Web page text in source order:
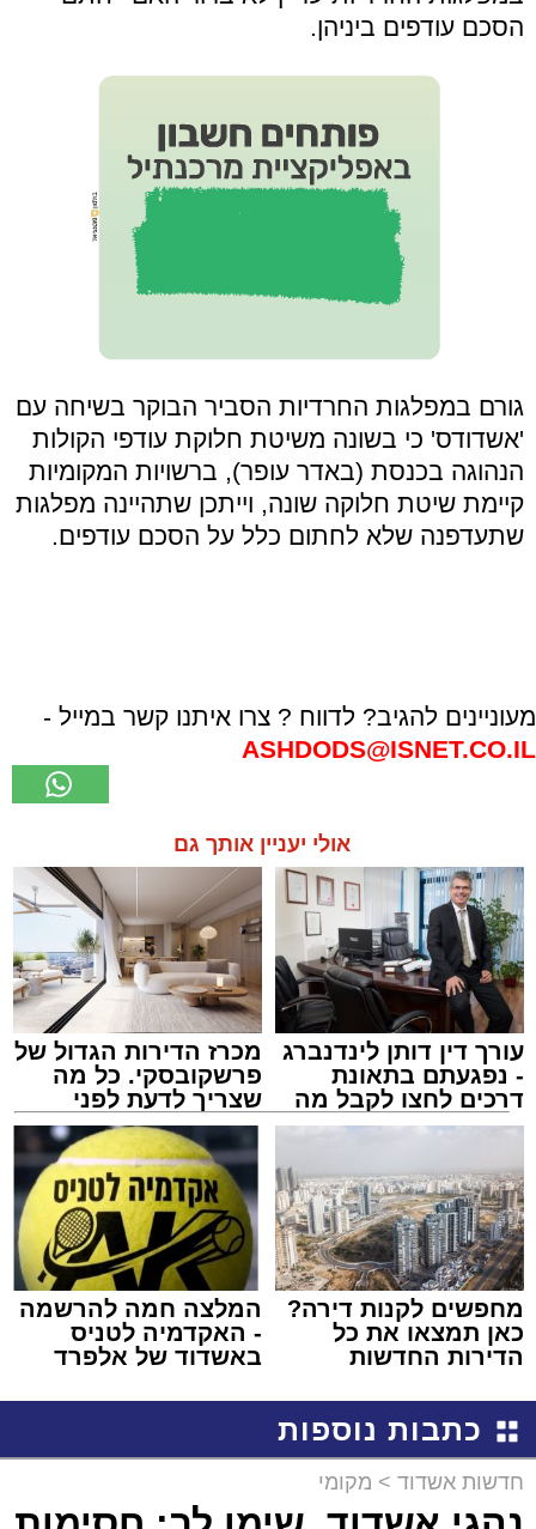
הסכם עודפים ביניהן.
גורם במפלגות החרדיות הסביר הבוקר בשיחה עם
'אשדודס' כי בשונה משיטת חלוקת עודפי הקולות
הנהוגה בכנסת (באדר עופר), ברשויות המקומיות
קיימת שיטת חלוקה שונה, וייתכן שתהיינה מפלגות
שתעדפנה שלא לחתום כלל על הסכם עודפים.
מעוניינים להגיב? לדווח ? צרו איתנו קשר במייל -
ASHDODS@ISNET.CO.IL
אולי יעניין אותך גם
עורך דין דותן לינדנברג
- נפגעתם בתאונת
דרכים לחצו לקבל מה
שמגיע לכם
מכרז הדירות הגדול של
פרשקובסקי. כל מה
שצריך לדעת לפני
שמגישים הצעה לדירה
באשדוד
מחפשים לקנות דירה?
כאן תמצאו את כל
הדירות החדשות
המלצה חמה להרשמה
- האקדמיה לטניס
באשדוד של אלפרד
כתבות נוספות
חדשות אשדוד > מקומי